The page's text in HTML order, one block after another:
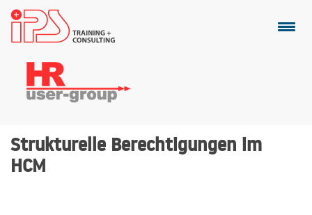
Strukturelle Berechtigungen im
HCM